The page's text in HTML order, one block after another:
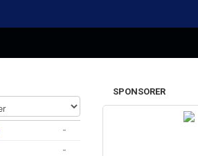
-
-
SPONSORER